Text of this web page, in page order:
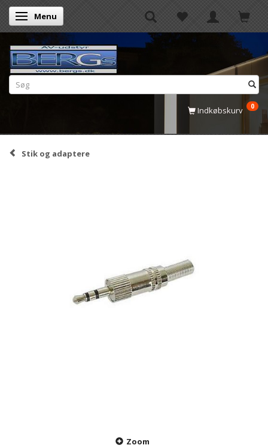
Skifte navigation
Menu
Indkøbskurv 0
Stik og adaptere
Zoom